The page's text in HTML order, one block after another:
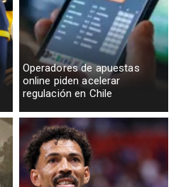
Operadores de apuestas
online piden acelerar
regulación en Chile